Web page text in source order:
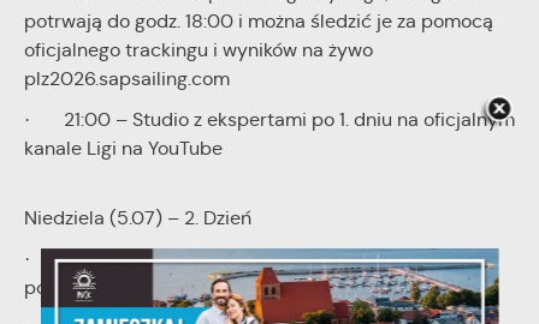
potrwają do godz. 18:00 i można śledzić je za pomocą
oficjalnego trackingu i wyników na żywo
plz2026.sapsailing.com
· 21:00 – Studio z ekspertami po 1. dniu na oficjalnym
kanale Ligi na YouTube
Niedziela (5.07) – 2. Dzień
· 10:00 – Start do pierwszego wyścigu; zmagania
potrwają do godz. 16:00